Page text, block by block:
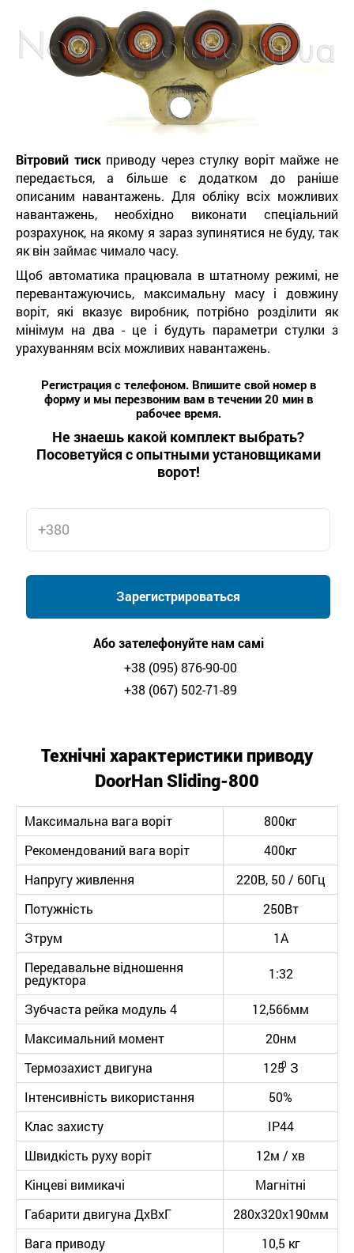
Вітровий тискприводу через стулку воріт майже не
передається, а більше є додатком до раніше
описаним навантажень. Для обліку всіх можливих
навантажень, необхідно виконати спеціальний
розрахунок, на якому я зараз зупинятися не буду, так
як він займає чимало часу.
Щоб автоматика працювала в штатному режимі, не
перевантажуючись, максимальну масу і довжину
воріт, які вказує виробник, потрібно розділити як
мінімум на два - це і будуть параметри стулки з
урахуванням всіх можливих навантажень.
Регистрация с телефоном. Впишите свой номер в
форму и мы перезвоним вам в течении 20 мин в
рабочее время.
Не знаешь какой комплект выбрать?
Посоветуйся с опытными установщиками
ворот!
Або зателефонуйте нам самі
+38 (095) 876-90-00
+38 (067) 502-71-89
Зарегистрироваться
Технічні характеристики приводу
DoorHanSliding-800
Максимальна вага воріт
800кг
Рекомендований вага воріт
400кг
Напругу живлення
220В, 50 / 60Гц
Потужність
250Вт
Зтрум
1А
Передавальне відношення
редуктора 1:32
Зубчаста рейка модуль 4
12,566мм
Максимальний момент
20нм
Термозахист двигуна
1250 З
Інтенсивність використання
50%
Клас захисту
IP44
Швидкість руху воріт
12м / хв
Кінцеві вимикачі
Магнітні
Габарити двигуна ДхВхГ
280х320х190мм
Вага приводу
10,5 кг